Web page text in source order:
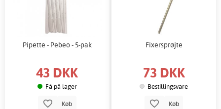
Pipette - Pebeo - 5-pak
43 DKK
Få på lager
Køb
Fixersprøjte
73 DKK
Bestillingsvare
Køb